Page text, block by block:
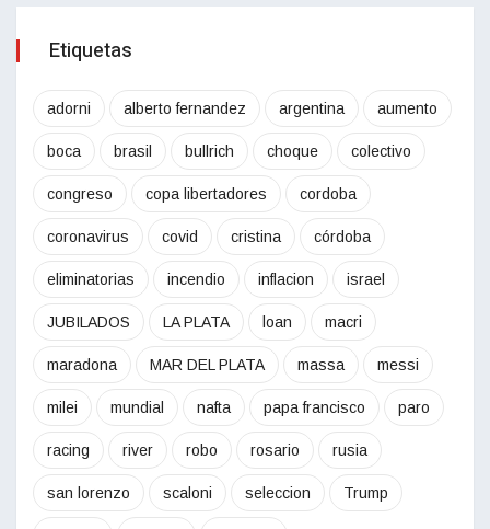
Etiquetas
adorni alberto fernandez argentina aumento
boca brasil bullrich choque colectivo
congreso copa libertadores cordoba
coronavirus covid cristina córdoba
eliminatorias incendio inflacion israel
JUBILADOS LA PLATA loan macri
maradona MAR DEL PLATA massa messi
milei mundial nafta papa francisco paro
racing river robo rosario rusia
san lorenzo scaloni seleccion Trump